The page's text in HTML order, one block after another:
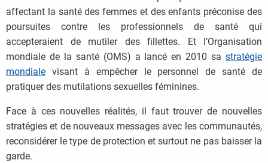
affectant la santé des femmes et des enfants préconise des
poursuites contre les professionnels de santé qui
accepteraient de mutiler des fillettes. Et l’Organisation
mondiale de la santé (OMS) a lancé en 2010 sa stratégie
mondiale visant à empêcher le personnel de santé de
pratiquer des mutilations sexuelles féminines.
Face à ces nouvelles réalités, il faut trouver de nouvelles
stratégies et de nouveaux messages avec les communautés,
reconsidérer le type de protection et surtout ne pas baisser la
garde.